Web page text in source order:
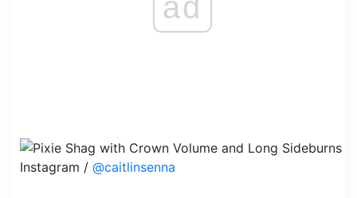
ad
Instagram / @caitlinsenna